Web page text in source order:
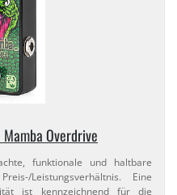
Overdrive
funktionale und haltbare
​/Leistungsverhältnis. Eine
ist kennzeichnend für die